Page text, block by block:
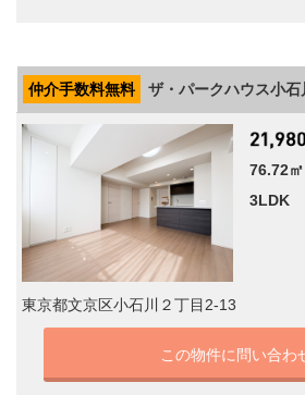
仲介手数料無料 ザ・パークハウス小石
76.72㎡
3LDK
東京都文京区小石川２丁目2-13
この物件に問い合わ